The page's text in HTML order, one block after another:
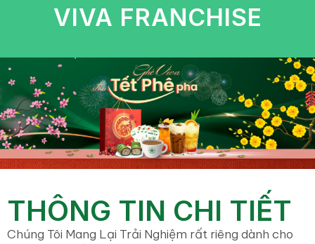
VIVA FRANCHISE
THÔNG TIN CHI TIẾT
Chúng Tôi Mang Lại Trải Nghiệm rất riêng dành cho